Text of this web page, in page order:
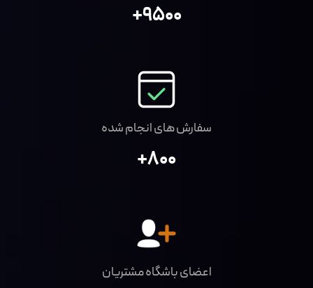
+9500
سفارش های انجام شده
+800
اعضای باشگاه مشتریان